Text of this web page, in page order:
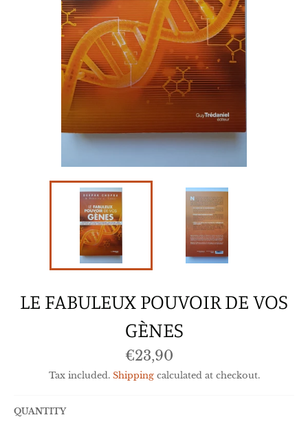
LE FABULEUX POUVOIR DE VOS
GÈNES
Regular
price
€23,90
Tax included. Shippingcalculated at checkout.
QUANTITY